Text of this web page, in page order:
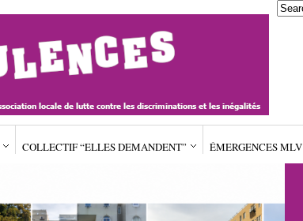
COLLECTIF “ELLES DEMANDENT” ÉMERGENCES MLV